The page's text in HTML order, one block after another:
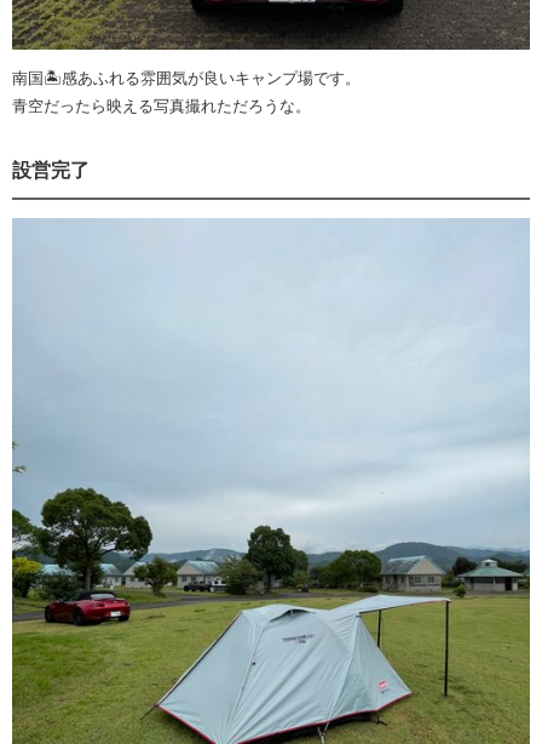
南国🏝️感あふれる雰囲気が良いキャンプ場です。
青空だったら映える写真撮れただろうな。
設営完了